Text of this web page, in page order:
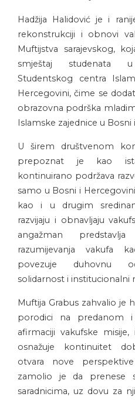
Hadžija Halidović je i
rekonstrukciji i obnovi
Muftijstva sarajevskog,
smještaj studenata
Studentskog centra
Hercegovini, čime se
obrazovna podrška
Islamske zajednice u Bosni
U širem društvenom
prepoznat je kao
kontinuirano podržava
samo u Bosni i
kao i u drugim
razvijaju i obnavljaju
angažman
razumijevanja vakufa
povezuje duhovnu
solidarnost i institucionalni
Muftija Grabus zahvalio je
porodici na predanom i
afirmaciji vakufske
osnažuje kontinuitet
otvara nove
zamolio je da prenese
saradnicima, uz dovu za